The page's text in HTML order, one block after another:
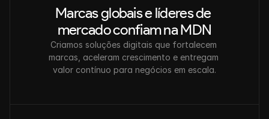
Marcas globais e líderes de
mercado confiam na MDN
Criamos soluções digitais que fortalecem
marcas, aceleram crescimento e entregam
valor contínuo para negócios em escala.